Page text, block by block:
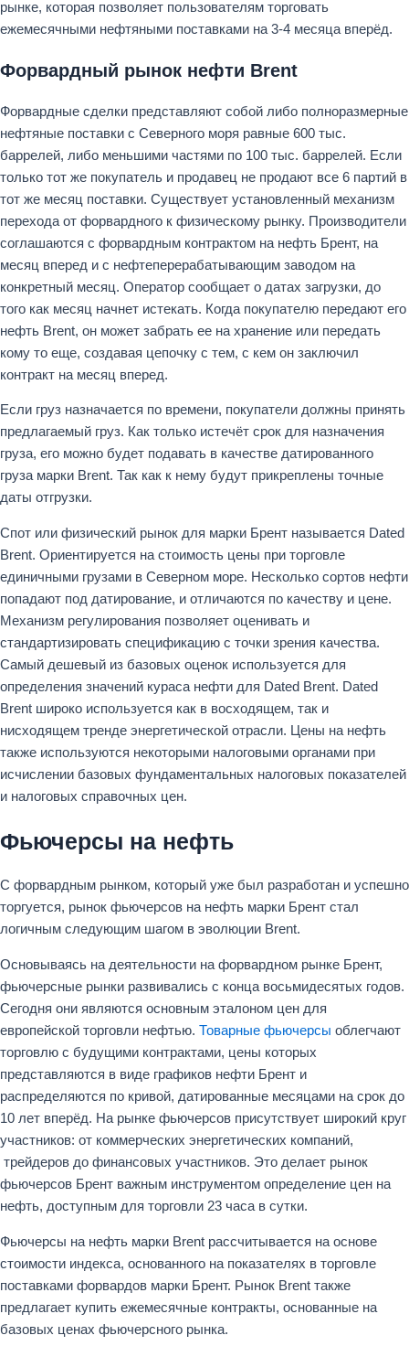
рынке, которая позволяет пользователям торговать
ежемесячными нефтяными поставками на 3-4 месяца вперёд.
Форвардный рынок нефти Brent
Форвардные сделки представляют собой либо полноразмерные
нефтяные поставки с Северного моря равные 600 тыс.
баррелей, либо меньшими частями по 100 тыс. баррелей. Если
только тот же покупатель и продавец не продают все 6 партий в
тот же месяц поставки. Существует установленный механизм
перехода от форвардного к физическому рынку. Производители
соглашаются с форвардным контрактом на нефть Брент, на
месяц вперед и с нефтеперерабатывающим заводом на
конкретный месяц. Оператор сообщает о датах загрузки, до
того как месяц начнет истекать. Когда покупателю передают его
нефть Brent, он может забрать ее на хранение или передать
кому то еще, создавая цепочку с тем, с кем он заключил
контракт на месяц вперед.
Если груз назначается по времени, покупатели должны принять
предлагаемый груз. Как только истечёт срок для назначения
груза, его можно будет подавать в качестве датированного
груза марки Brent. Так как к нему будут прикреплены точные
даты отгрузки.
Спот или физический рынок для марки Брент называется Dated
Brent. Ориентируется на стоимость цены при торговле
единичными грузами в Северном море. Несколько сортов нефти
попадают под датирование, и отличаются по качеству и цене.
Механизм регулирования позволяет оценивать и
стандартизировать спецификацию с точки зрения качества.
Самый дешевый из базовых оценок используется для
определения значений кураса нефти для Dated Brent. Dated
Brent широко используется как в восходящем, так и
нисходящем тренде энергетической отрасли. Цены на нефть
также используются некоторыми налоговыми органами при
исчислении базовых фундаментальных налоговых показателей
и налоговых справочных цен.
Фьючерсы на нефть
С форвардным рынком, который уже был разработан и успешно
торгуется, рынок фьючерсов на нефть марки Брент стал
логичным следующим шагом в эволюции Brent.
Основываясь на деятельности на форвардном рынке Брент,
фьючерсные рынки развивались с конца восьмидесятых годов.
Сегодня они являются основным эталоном цен для
европейской торговли нефтью. Товарные фьючерсы облегчают
торговлю с будущими контрактами, цены которых
представляются в виде графиков нефти Брент и
распределяются по кривой, датированные месяцами на срок до
10 лет вперёд. На рынке фьючерсов присутствует широкий круг
участников: от коммерческих энергетических компаний,
трейдеров до финансовых участников. Это делает рынок
фьючерсов Брент важным инструментом определение цен на
нефть, доступным для торговли 23 часа в сутки.
Фьючерсы на нефть марки Brent рассчитывается на основе
стоимости индекса, основанного на показателях в торговле
поставками форвардов марки Брент. Рынок Brent также
предлагает купить ежемесячные контракты, основанные на
базовых ценах фьючерсного рынка.